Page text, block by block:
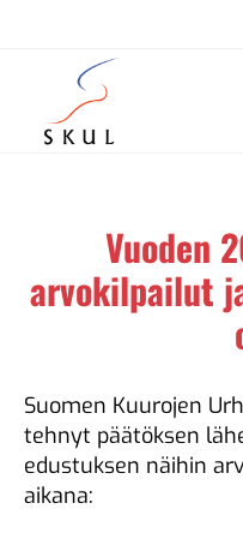
Vuoden
arvokilpailut
Suomen Kuurojen
tehnyt päätöksen
edustuksen näihin
aikana: